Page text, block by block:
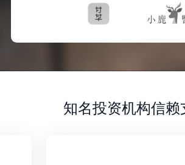
知名投资机构信赖